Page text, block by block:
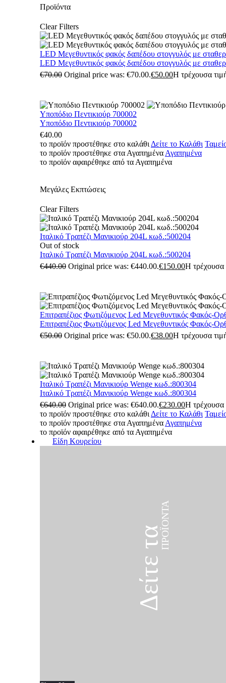
Προϊόντα
Clear Filters
LED Μεγεθυντικός φακός δαπέδου στογγυλός με
LED Μεγεθυντικός φακός δαπέδου στογγυλός με
€70.00 Original price was: €70.00.€50.00Η τρέχουσα
Υποπόδιο Πεντικιούρ 700002
Υποπόδιο Πεντικιούρ 700002
€40.00
το προϊόν προστέθηκε στο καλάθι Δείτε το Καλάθι
το προϊόν προστέθηκε στα Αγαπημένα Αγαπημένα
το προϊόν αφαιρέθηκε από τα Αγαπημένα
Μεγάλες Εκπτώσεις
Clear Filters
Ιταλικό Τραπέζι Μανικιούρ 204L κωδ.:500204
Out of stock
Ιταλικό Τραπέζι Μανικιούρ 204L κωδ.:500204
€440.00 Original price was: €440.00.€150.00Η τρέχουσα
Επιτραπέζιος Φωτιζόμενος Led Μεγεθυντικός Φακός-
Επιτραπέζιος Φωτιζόμενος Led Μεγεθυντικός Φακός-
€50.00 Original price was: €50.00.€38.00Η τρέχουσα
Ιταλικό Τραπέζι Μανικιούρ Wenge κωδ.:800304
Ιταλικό Τραπέζι Μανικιούρ Wenge κωδ.:800304
€640.00 Original price was: €640.00.€230.00Η τρέχουσα
το προϊόν προστέθηκε στο καλάθι Δείτε το Καλάθι
το προϊόν προστέθηκε στα Αγαπημένα Αγαπημένα
το προϊόν αφαιρέθηκε από τα Αγαπημένα
Είδη Κουρείου
Δείτε ταΠΡΟΪΌΝΤΑ